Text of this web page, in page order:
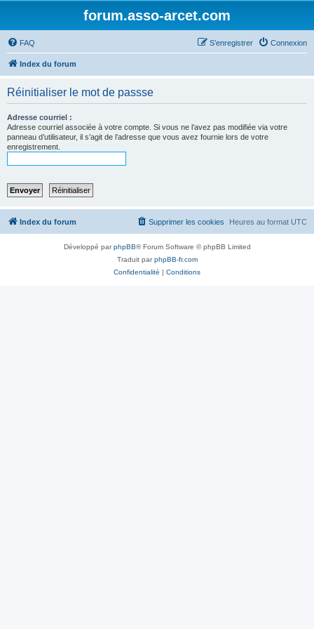
forum.asso-arcet.com
FAQ Connexion
S’enregistrer
Index du forum
Réinitialiser le mot de passse
Adresse courriel :
Adresse courriel associée à votre compte. Si vous ne l’avez pas modifiée via votre
panneau d’utilisateur, il s’agit de l’adresse que vous avez fournie lors de votre
enregistrement.
Index du forum Heures au format UTC
Supprimer les cookies
Développé parphpBB® Forum Software © phpBB Limited
Traduit parphpBB-fr.com
Confidentialité | Conditions